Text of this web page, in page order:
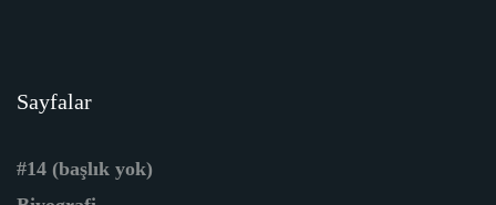
Sayfalar
#14 (başlık yok)